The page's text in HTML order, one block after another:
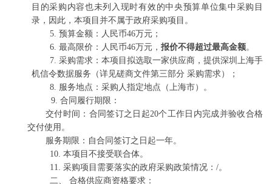
目的采购内容也未列入现时有效的中央预算单位集中采购目
录，因此，本项目并不属于政府采购项目。
5. 预算金额：人民币46万元；
6. 最高限价：人民币46万元， 报价不得超过最高金额。
7. 采购需求： 本项目拟选取一家供应商，提供深圳上海手
机信令数据服务（详见磋商文件第三部分 采购需求）
；
8. 服务地点：采购人指定地点（上海市）。
9. 合同履行期限：
交付时间：合同签订之日起20个工作日内完成并验收合格
交付使用。
服务期限： 自合同签订之日起一年。
10. 本项目不接受联合体。
11. 采购项目需要落实的政府采购政策情况：/。
二、 合格供应商资格要求：